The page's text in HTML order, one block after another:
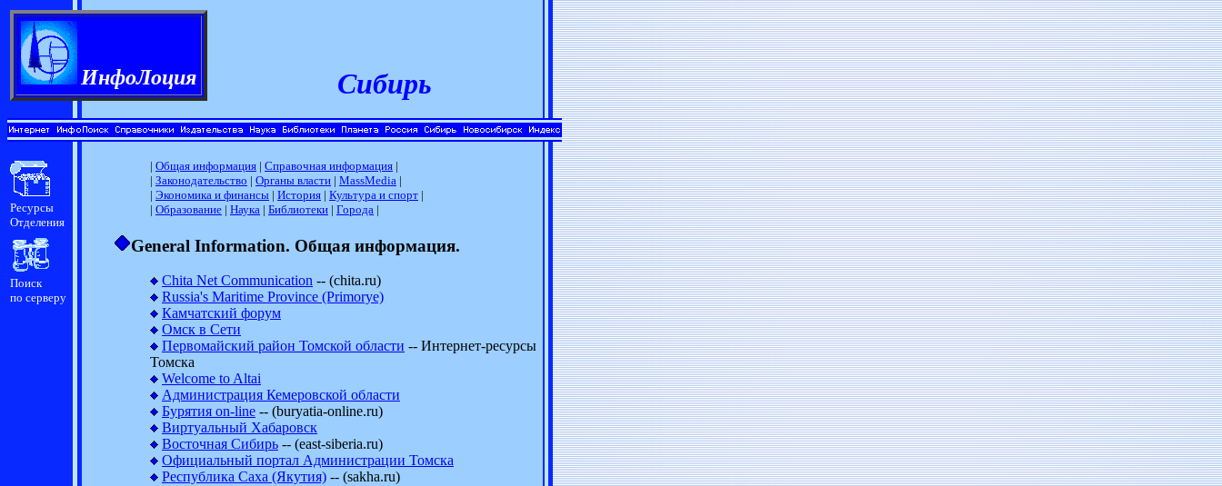
ИнфоЛоция Сибирь
Ресурсы
Отделения
Поиск
по серверу
| Общая информация | Справочная информация |
| Законодательство | Органы власти | MassMedia |
| Экономика и финансы | История | Культура и спорт |
| Образование | Наука | Библиотеки | Города |
General Information. Общая информация.
Chita Net Communication -- (chita.ru)
Russia's Maritime Province (Primorye)
Камчатский форум
Омск в Сети
Первомайский район Томской области -- Интернет-ресурсы
Томска
Welcome to Altai
Администрация Кемеровской области
Бурятия on-line -- (buryatia-online.ru)
Виртуальный Хабаровск
Восточная Сибирь -- (east-siberia.ru)
Официальный портал Администрации Томска
Республика Саха (Якутия) -- (sakha.ru)